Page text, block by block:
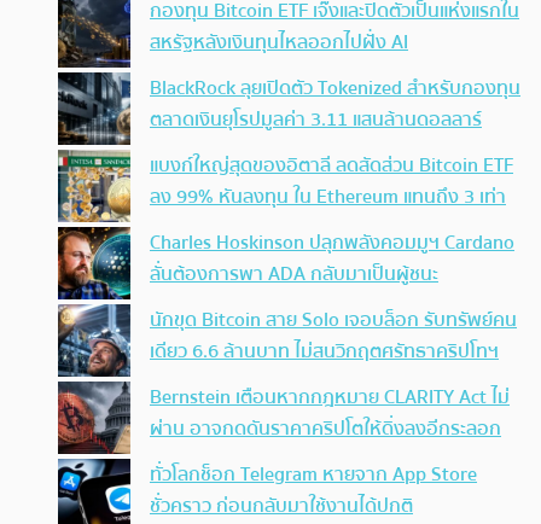
กองทุน Bitcoin ETF เจ๊งและปิดตัวเป็นแห่งแรกใน
สหรัฐหลังเงินทุนไหลออกไปฝั่ง AI
BlackRock ลุยเปิดตัว Tokenized สำหรับกองทุน
ตลาดเงินยุโรปมูลค่า 3.11 แสนล้านดอลลาร์
แบงก์ใหญ่สุดของอิตาลี ลดสัดส่วน Bitcoin ETF
ลง 99% หันลงทุน ใน Ethereum แทนถึง 3 เท่า
Charles Hoskinson ปลุกพลังคอมมูฯ Cardano
ลั่นต้องการพา ADA กลับมาเป็นผู้ชนะ
นักขุด Bitcoin สาย Solo เจอบล็อก รับทรัพย์คน
เดียว 6.6 ล้านบาท ไม่สนวิกฤตศรัทธาคริปโทฯ
Bernstein เตือนหากกฎหมาย CLARITY Act ไม่
ผ่าน อาจกดดันราคาคริปโตให้ดิ่งลงอีกระลอก
ทั่วโลกช็อก Telegram หายจาก App Store
ชั่วคราว ก่อนกลับมาใช้งานได้ปกติ